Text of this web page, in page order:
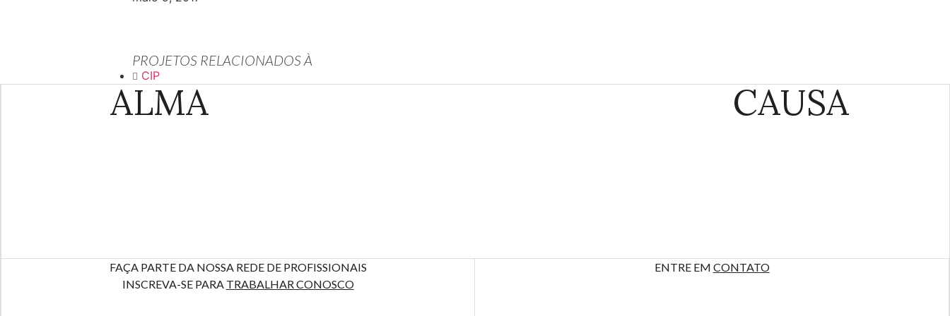
PROJETOS RELACIONADOS À
CIP
ALMA CAUSA
FAÇA PARTE DA NOSSA REDE DE PROFISSIONAIS
INSCREVA-SE PARA TRABALHAR CONOSCO
ENTRE EM CONTATO